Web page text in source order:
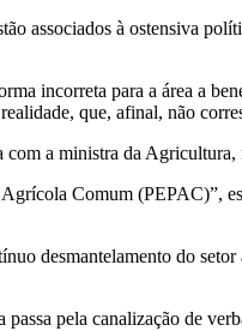
associados à ostensiva
incorreta para a área a
que, afinal, não
a ministra da
Comum (PEPAC)”,
desmantelamento do
pela canalização de